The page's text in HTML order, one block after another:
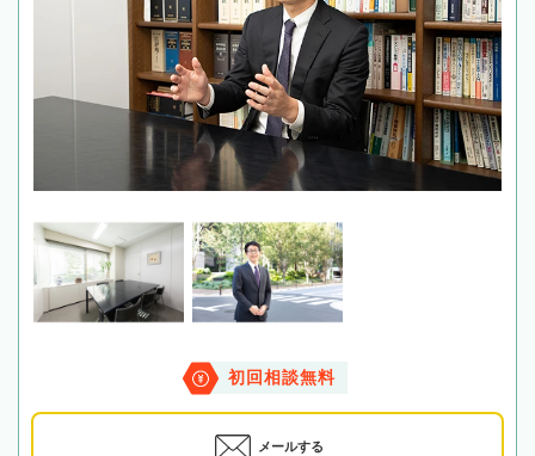
初回相談無料
メールする